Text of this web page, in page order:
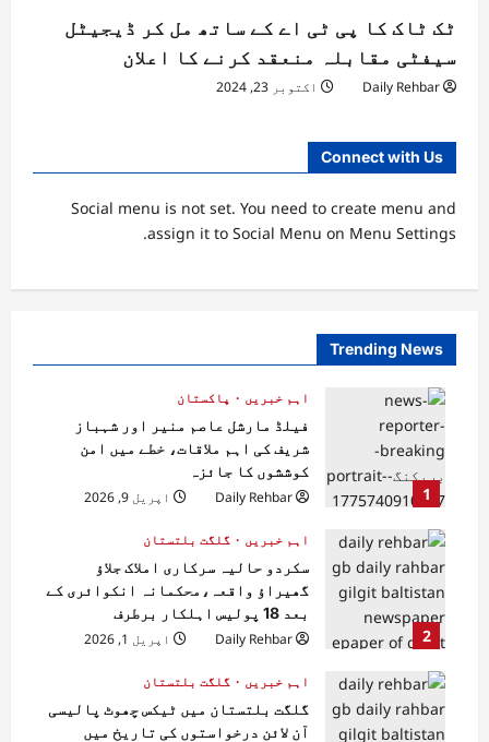
ٹک ٹاک کا پی ٹی اے کے ساتھ مل کر ڈیجیٹل
سیفٹی مقابلہ منعقد کرنے کا اعلان
Daily Rehbar اکتوبر 23, 2024
Connect with Us
Social menu is not set. You need to create menu and
assign it to Social Menu on Menu Settings.
Trending News
1
اہم خبریں
پاکستان
فیلڈ مارشل عاصم منیر اور شہباز
شریف کی اہم ملاقات، خطے میں امن
کوششوں کا جائزہ
Daily Rehbar
اپریل 9, 2026
2
اہم خبریں
گلگت بلتستان
سکردو حالیہ سرکاری املاک جلاؤ
گھیراؤ واقعہ،محکمانہ انکوائری کے
بعد 18 پولیس اہلکار برطرف
Daily Rehbar
اپریل 1, 2026
اہم خبریں
گلگت بلتستان
گلگت بلتستان میں ٹیکس چھوٹ پالیسی
آن لائن درخواستوں کی تاریخ میں